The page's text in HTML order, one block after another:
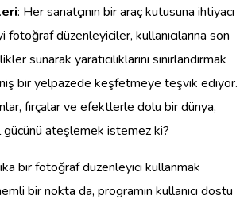
: Her sanatçının bir araç kutusuna ihtiyacı
fotoğraf düzenleyiciler, kullanıcılarına son
sunarak yaratıcılıklarını sınırlandırmak
bir yelpazede keşfetmeye teşvik ediyor.
fırçalar ve efektlerle dolu bir dünya,
gücünü ateşlemek istemez ki?
bir fotoğraf düzenleyici kullanmak
bir nokta da, programın kullanıcı dostu